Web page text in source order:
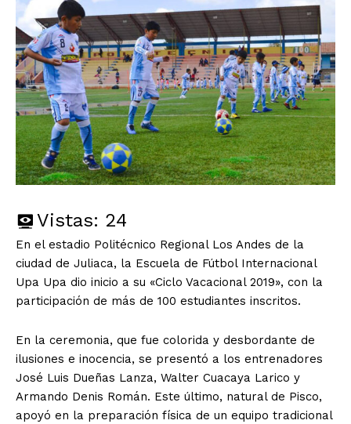
Vistas: 24
En el estadio Politécnico Regional Los Andes de la
ciudad de Juliaca, la Escuela de Fútbol Internacional
Upa Upa dio inicio a su «Ciclo Vacacional 2019», con la
participación de más de 100 estudiantes inscritos.
En la ceremonia, que fue colorida y desbordante de
ilusiones e inocencia, se presentó a los entrenadores
José Luis Dueñas Lanza, Walter Cuacaya Larico y
Armando Denis Román. Este último, natural de Pisco,
apoyó en la preparación física de un equipo tradicional